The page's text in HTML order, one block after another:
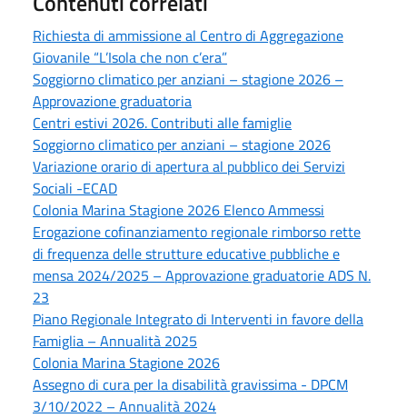
Richiesta di ammissione al Centro di Aggregazione
Giovanile “L’Isola che non c’era”
Soggiorno climatico per anziani – stagione 2026 –
Approvazione graduatoria
Centri estivi 2026. Contributi alle famiglie
Soggiorno climatico per anziani – stagione 2026
Variazione orario di apertura al pubblico dei Servizi
Sociali -ECAD
Colonia Marina Stagione 2026 Elenco Ammessi
Erogazione cofinanziamento regionale rimborso rette
di frequenza delle strutture educative pubbliche e
mensa 2024/2025 – Approvazione graduatorie ADS N.
23
Piano Regionale Integrato di Interventi in favore della
Famiglia – Annualità 2025
Colonia Marina Stagione 2026
Assegno di cura per la disabilità gravissima - DPCM
3/10/2022 – Annualità 2024